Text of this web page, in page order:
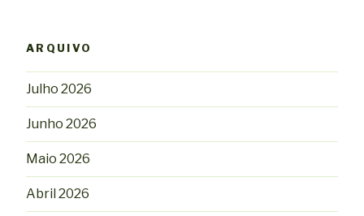
ARQUIVO
Julho 2026
Junho 2026
Maio 2026
Abril 2026